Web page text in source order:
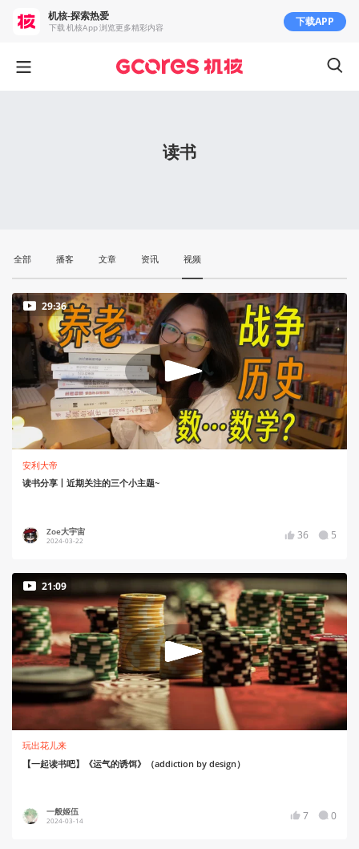
读书
全部 播客 文章 资讯 视频
29:36
安利大帝
读书分享丨近期关注的三个小主题~
Zoe大宇宙
2024-03-22 36 5
21:09
玩出花儿来
【一起读书吧】《运气的诱饵》（addiction by design）
一般姬伍
2024-03-14 7 0
机核-探索热爱
下载 机核App 浏览更多精彩内容 下载APP